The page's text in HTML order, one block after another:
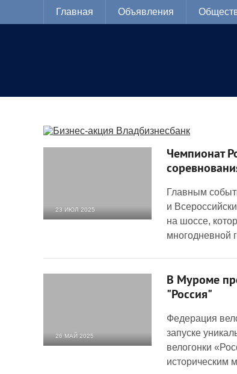
Главная Объявления
23 ИЮЛ 2025
Чемпионат
Главным
и
на шоссе,
многодневной
26 МАЙ 2025
В Муроме
"Россия"
Федерация
запуске
велогонки
историческим